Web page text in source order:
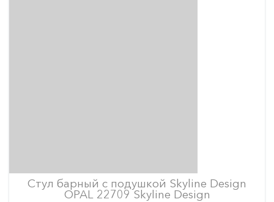
Стул барный с подушкой Skyline Design
OPAL 22709 Skyline Design